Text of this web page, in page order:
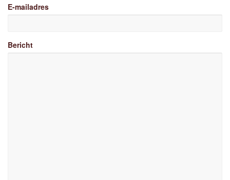
E-mailadres
Bericht